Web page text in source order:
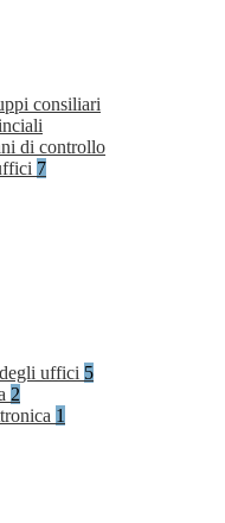
consiliari
di controllo
7
uffici 5
2
1